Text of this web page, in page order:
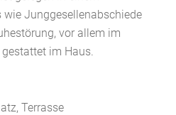
Junggesellenabschiede
vor allem im
im Haus.
Terrasse